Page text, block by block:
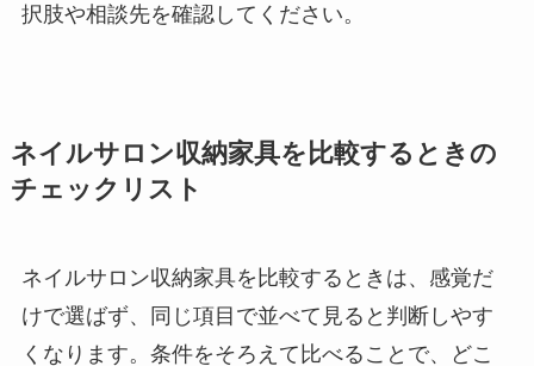
択肢や相談先を確認してください。
ネイルサロン収納家具を比較するときの
チェックリスト
ネイルサロン収納家具を比較するときは、感覚だ
けで選ばず、同じ項目で並べて見ると判断しやす
くなります。条件をそろえて比べることで、どこ